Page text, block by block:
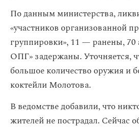
По данным министерства,
«участников организованной
группировки», 11 — ранены, 70
ОПГ» задержаны. Уточняется,
большое количество оружия и
коктейли Молотова.
В ведомстве добавили, что
жителей не пострадал. Сейчас